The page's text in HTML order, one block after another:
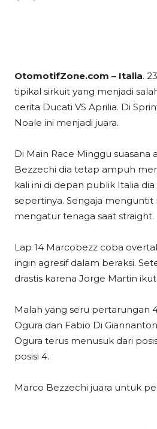
OtomotifZone.com – Italia.
tipikal sirkuit yang menjadi
cerita Ducati VS Aprilia. Di
Noale ini menjadi juara.
Di Main Race Minggu
Bezzechi dia tetap ampuh
kali ini di depan publik Italia
sepertinya. Sengaja
mengatur tenaga saat straight.
Lap 14 Marcobezz coba
ingin agresif dalam beraksi.
drastis karena Jorge Martin
Malah yang seru pertarungan
Ogura dan Fabio Di
Ogura terus menusuk dari
posisi 4.
Marco Bezzechi juara untuk